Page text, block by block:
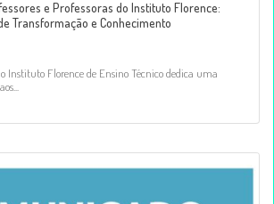
e Professoras do Instituto Florence:
Transformação e Conhecimento
o Instituto Florence de Ensino Técnico dedica uma